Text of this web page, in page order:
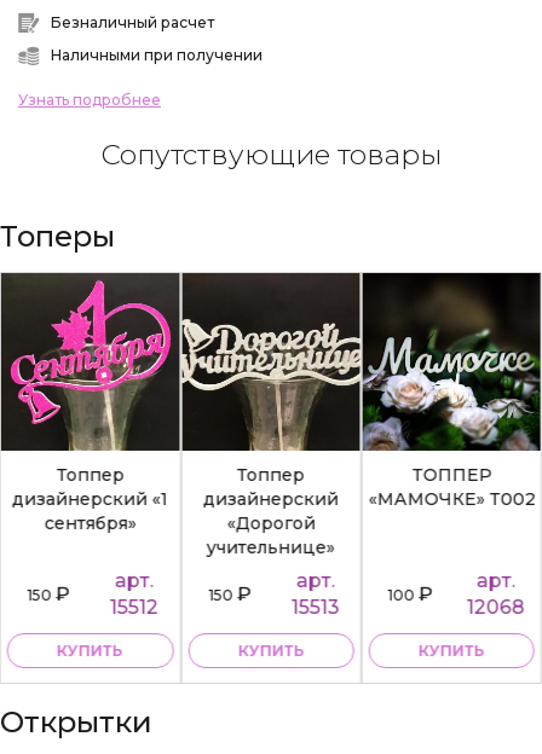
Безналичный расчет
Наличными при получении
Узнать подробнее
Сопутствующие товары
Топеры
Топпер
дизайнерский «1
сентября»
150₽
арт.
15512
КУПИТЬ
Топпер
дизайнерский
«Дорогой
учительнице»
150₽
арт.
15513
КУПИТЬ
ТОППЕР
«МАМОЧКЕ» Т002
100₽
арт.
12068
КУПИТЬ
Открытки